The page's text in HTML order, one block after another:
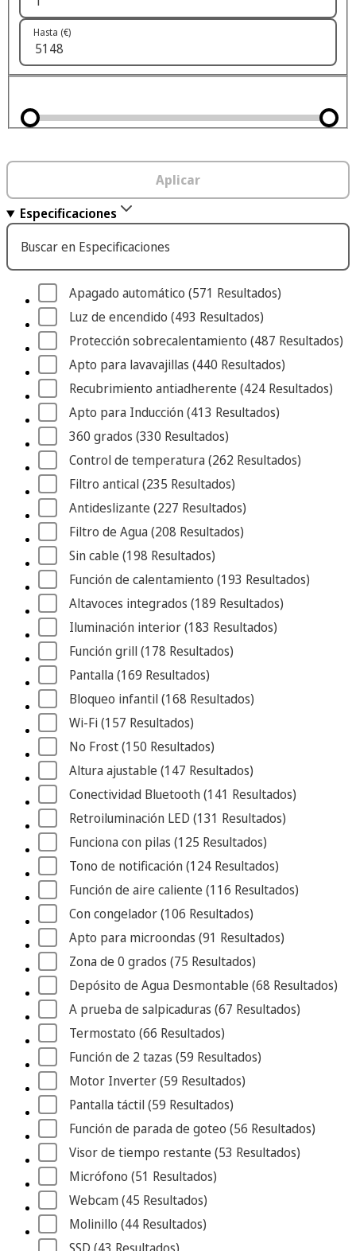
Hasta (€)
Aplicar
Especificaciones
Buscar en Especificaciones
Apagado automático (571 Resultados)
Luz de encendido (493 Resultados)
Protección sobrecalentamiento (487 Resultados)
Apto para lavavajillas (440 Resultados)
Recubrimiento antiadherente (424 Resultados)
Apto para Inducción (413 Resultados)
360 grados (330 Resultados)
Control de temperatura (262 Resultados)
Filtro antical (235 Resultados)
Antideslizante (227 Resultados)
Filtro de Agua (208 Resultados)
Sin cable (198 Resultados)
Función de calentamiento (193 Resultados)
Altavoces integrados (189 Resultados)
Iluminación interior (183 Resultados)
Función grill (178 Resultados)
Pantalla (169 Resultados)
Bloqueo infantil (168 Resultados)
Wi-Fi (157 Resultados)
No Frost (150 Resultados)
Altura ajustable (147 Resultados)
Conectividad Bluetooth (141 Resultados)
Retroiluminación LED (131 Resultados)
Funciona con pilas (125 Resultados)
Tono de notificación (124 Resultados)
Función de aire caliente (116 Resultados)
Con congelador (106 Resultados)
Apto para microondas (91 Resultados)
Zona de 0 grados (75 Resultados)
Depósito de Agua Desmontable (68 Resultados)
A prueba de salpicaduras (67 Resultados)
Termostato (66 Resultados)
Función de 2 tazas (59 Resultados)
Motor Inverter (59 Resultados)
Pantalla táctil (59 Resultados)
Función de parada de goteo (56 Resultados)
Visor de tiempo restante (53 Resultados)
Micrófono (51 Resultados)
Webcam (45 Resultados)
Molinillo (44 Resultados)